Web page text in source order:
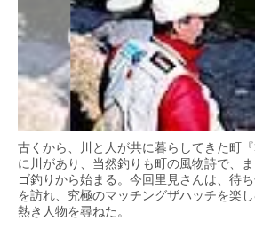
古くから、川と人が共に暮らしてきた町
に川があり、当然釣りも町の風物詩で、
ゴ釣りから始まる。今回里見さんは、待
を訪れ、究極のマッチングザハッチを楽
熱き人物を尋ねた。